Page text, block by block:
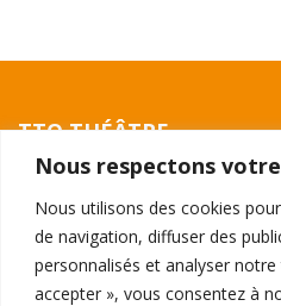
Nous respectons
Nous utilisons des cookies
de navigation, diffuser des
personnalisés et analyser
accepter », vous consentez à
TTO THÉÂTRE
396 - 398 Galeries de la
RÉSERVATIONS
Par téléphone au 02 510